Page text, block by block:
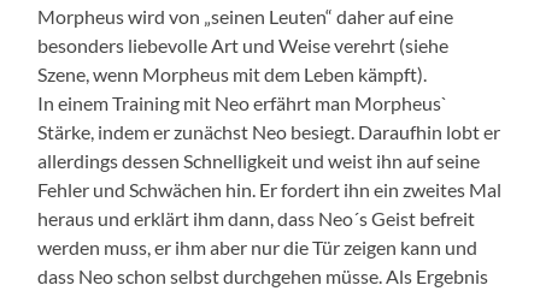
Morpheus wird von „seinen Leuten“ daher auf eine
besonders liebevolle Art und Weise verehrt (siehe
Szene, wenn Morpheus mit dem Leben kämpft).
In einem Training mit Neo erfährt man Morpheus`
Stärke, indem er zunächst Neo besiegt. Daraufhin lobt er
allerdings dessen Schnelligkeit und weist ihn auf seine
Fehler und Schwächen hin. Er fordert ihn ein zweites Mal
heraus und erklärt ihm dann, dass Neo´s Geist befreit
werden muss, er ihm aber nur die Tür zeigen kann und
dass Neo schon selbst durchgehen müsse. Als Ergebnis